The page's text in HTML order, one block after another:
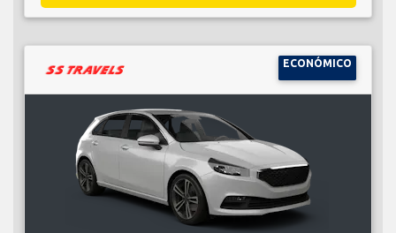
ECONÓMICO